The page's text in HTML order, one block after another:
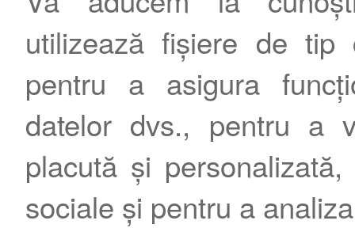
utilizează fișiere de tip
pentru a asigura
datelor dvs., pentru a
placută și
sociale și pentru a
Termeni şi condiţii